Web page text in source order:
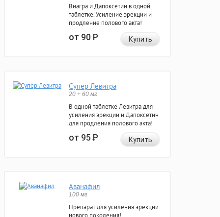
Виагра и Дапоксетин в одной
таблетке. Усиление эрекции и
продление полового акта!
от 90Р Купить
Супер Левитра
20 + 60 мг
В одной таблетке Левитра для
усиления эрекции и Дапоксетин
для продления полового акта!
от 95Р Купить
Аванафил
100 мг
Препарат для усиления эрекции